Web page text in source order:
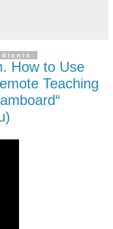
How to Use
Teaching